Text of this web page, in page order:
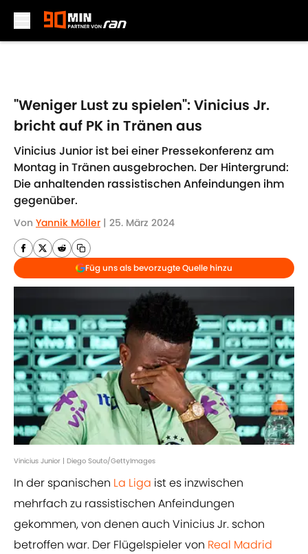
"Weniger Lust zu spielen": Vinicius Jr.
bricht auf PK in Tränen aus
Vinicius Junior ist bei einer Pressekonferenz am
Montag in Tränen ausgebrochen. Der Hintergrund:
Die anhaltenden rassistischen Anfeindungen ihm
gegenüber.
Von Yannik Möller | 25. März 2024
Füg uns als bevorzugte Quelle hinzu
Vinicius Junior | Diego Souto/GettyImages
In der spanischen La Liga ist es inzwischen
mehrfach zu rassistischen Anfeindungen
gekommen, von denen auch Vinicius Jr. schon
betroffen war. Der Flügelspieler von Real Madrid